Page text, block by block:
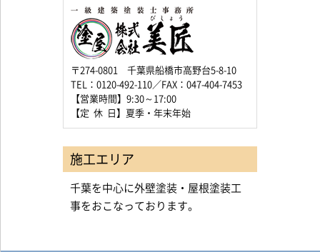
〒274-0801 千葉県船橋市高野台5-8-10
TEL：0120-492-110／FAX：047-404-7453
【営業時間】9:30～17:00
【定 休 日】夏季・年末年始
施工エリア
千葉を中心に外壁塗装・屋根塗装工
事をおこなっております。